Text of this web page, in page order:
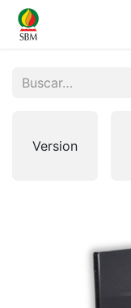
Version